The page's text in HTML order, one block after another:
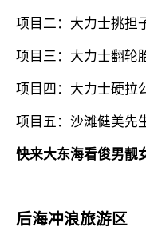
项目二：大力士挑担
项目三：大力士翻轮
项目四：大力士硬拉
项目五：沙滩健美先
快来大东海看俊男靓
后海冲浪旅游区